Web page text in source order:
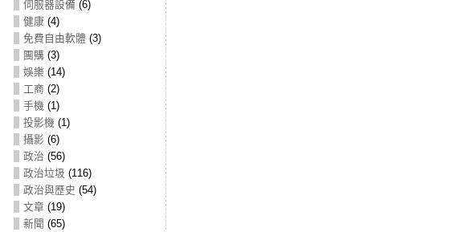
伺服器設備 (6)
健康(4)
免費自由軟體 (3)
團購(3)
娛樂 (14)
工商 (2)
手機 (1)
投影機 (1)
攝影 (6)
政治 (56)
政治垃圾 (116)
政治與歷史 (54)
文章 (19)
新聞 (65)